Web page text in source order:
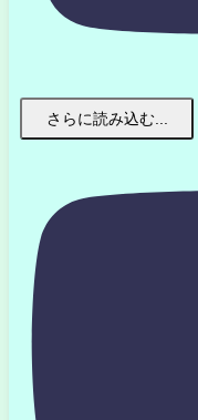
さらに読み込む...